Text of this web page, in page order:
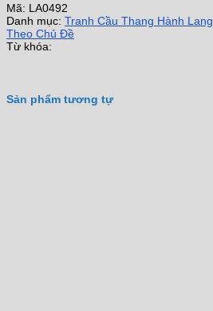
Mã: LA0492
Danh mục: Tranh Cầu Thang Hành Lang
Theo Chủ Đề
Từ khóa:
Sản phẩm tương tự